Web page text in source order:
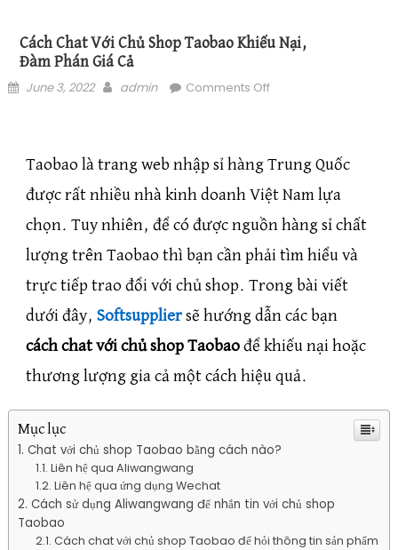
Cách Chat Với Chủ Shop Taobao Khiếu Nại,
Đàm Phán Giá Cả
Posted on
June 3, 2022 Author
admin Comments Offon Cách chat với chủ
Taobao là trang web nhập sỉ hàng Trung Quốc
được rất nhiều nhà kinh doanh Việt Nam lựa
chọn. Tuy nhiên, để có được nguồn hàng sỉ chất
lượng trên Taobao thì bạn cần phải tìm hiểu và
trực tiếp trao đổi với chủ shop. Trong bài viết
dưới đây, Softsuppliersẽ hướng dẫn các bạn
cách chat với chủ shop Taobaođể khiếu nại hoặc
thương lượng gia cả một cách hiệu quả.
Mục lục
Chat với chủ shop Taobao bằng cách nào?
Liên hệ qua Aliwangwang
Liên hệ qua ứng dụng Wechat
Cách sử dụng Aliwangwang để nhắn tin với chủ shop
Taobao
Cách chat với chủ shop Taobao để hỏi thông tin sản phẩm